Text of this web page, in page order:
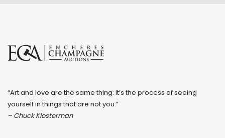
“Art and love are the same thing: It’s the process of seeing
yourself in things that are not you.”
– Chuck Klosterman